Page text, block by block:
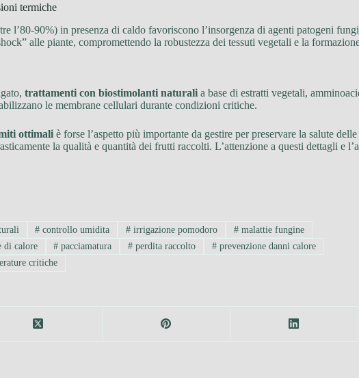
termiche
l’80-90%) in presenza di caldo favoriscono l’insorgenza di agenti patogeni
alle piante, compromettendo la robustezza dei tessuti vegetali e la
trattamenti con biostimolanti naturali a base di estratti vegetali,
le membrane cellulari durante condizioni critiche.
ottimali è forse l’aspetto più importante da gestire per preservare la salute
la qualità e quantità dei frutti raccolti. L’attenzione a questi dettagli e
# controllo umidita # irrigazione pomodoro # malattie fungine
di calore # pacciamatura # perdita raccolto # prevenzione danni calore
critiche